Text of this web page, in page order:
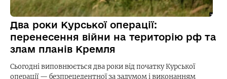
Два роки Курської операції:
перенесення війни на територію рф та
злам планів Кремля
Сьогодні виповнюється два роки від початку Курської
операції — безпрецедентної за задумом і виконанням